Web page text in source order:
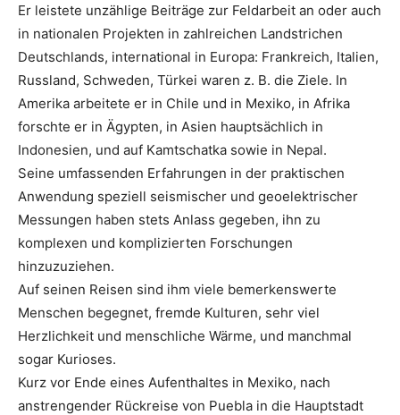
Er leistete unzählige Beiträge zur Feldarbeit an oder auch
in nationalen Projekten in zahlreichen Landstrichen
Deutschlands, international in Europa: Frankreich, Italien,
Russland, Schweden, Türkei waren z. B. die Ziele. In
Amerika arbeitete er in Chile und in Mexiko, in Afrika
forschte er in Ägypten, in Asien hauptsächlich in
Indonesien, und auf Kamtschatka sowie in Nepal.
Seine umfassenden Erfahrungen in der praktischen
Anwendung speziell seismischer und geoelektrischer
Messungen haben stets Anlass gegeben, ihn zu
komplexen und komplizierten Forschungen
hinzuzuziehen.
Auf seinen Reisen sind ihm viele bemerkenswerte
Menschen begegnet, fremde Kulturen, sehr viel
Herzlichkeit und menschliche Wärme, und manchmal
sogar Kurioses.
Kurz vor Ende eines Aufenthaltes in Mexiko, nach
anstrengender Rückreise von Puebla in die Hauptstadt